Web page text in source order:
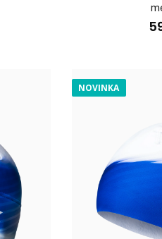
WintermanUniverzální oboustranná
hřej..
NOVINKA